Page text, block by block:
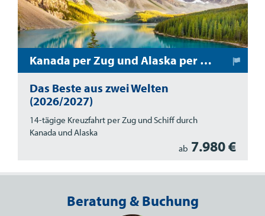
Kanada per Zug und Alaska per Schiff
Das Beste aus zwei Welten
(2026/2027)
14-tägige Kreuzfahrt per Zug und Schiff durch
Kanada und Alaska
ab 7.980 €
Beratung & Buchung